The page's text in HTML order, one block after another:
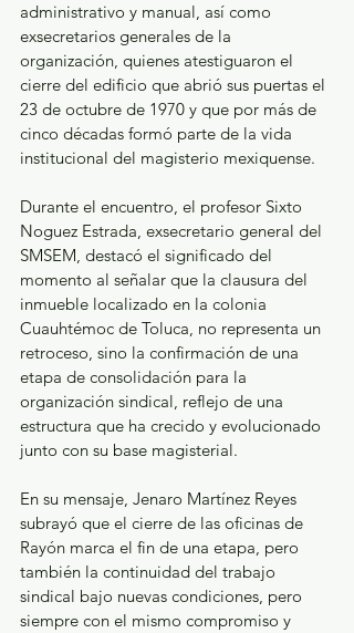
administrativo y manual, así como
exsecretarios generales de la
organización, quienes atestiguaron el
cierre del edificio que abrió sus puertas el
23 de octubre de 1970 y que por más de
cinco décadas formó parte de la vida
institucional del magisterio mexiquense.
Durante el encuentro, el profesor Sixto
Noguez Estrada, exsecretario general del
SMSEM, destacó el significado del
momento al señalar que la clausura del
inmueble localizado en la colonia
Cuauhtémoc de Toluca, no representa un
retroceso, sino la confirmación de una
etapa de consolidación para la
organización sindical, reflejo de una
estructura que ha crecido y evolucionado
junto con su base magisterial.
En su mensaje, Jenaro Martínez Reyes
subrayó que el cierre de las oficinas de
Rayón marca el fin de una etapa, pero
también la continuidad del trabajo
sindical bajo nuevas condiciones, pero
siempre con el mismo compromiso y